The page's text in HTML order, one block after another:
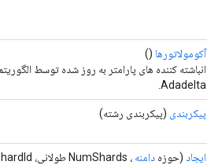
آکومولاتورها ()
انباشته کننده های پارامتر به روز شده توسط
Adadelta.
پیکربندی (پیکربندی رشته)
ایجاد (حوزه دامنه ، NumShards طولانی، Long shardId،